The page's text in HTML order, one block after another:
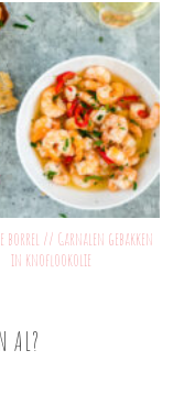
borrel // Garnalen gebakken
in knoflookolie
AL?